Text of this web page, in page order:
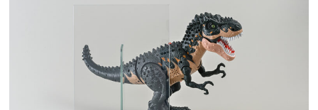
ご利用案内